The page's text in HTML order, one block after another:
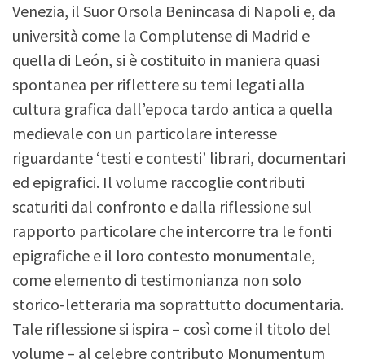
Venezia, il Suor Orsola Benincasa di Napoli e, da
università come la Complutense di Madrid e
quella di León, si è costituito in maniera quasi
spontanea per riflettere su temi legati alla
cultura grafica dall’epoca tardo antica a quella
medievale con un particolare interesse
riguardante ‘testi e contesti’ librari, documentari
ed epigrafici. Il volume raccoglie contributi
scaturiti dal confronto e dalla riflessione sul
rapporto particolare che intercorre tra le fonti
epigrafiche e il loro contesto monumentale,
come elemento di testimonianza non solo
storico-letteraria ma soprattutto documentaria.
Tale riflessione si ispira – così come il titolo del
volume – al celebre contributo Monumentum